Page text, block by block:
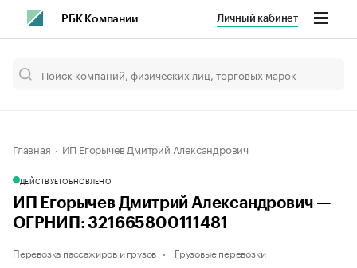
РБК Компании Личный кабинет
Главная ИП Егорычев Дмитрий Александрович
ДЕЙСТВУЕТОБНОВЛЕНО
ИП Егорычев Дмитрий Александрович —
ОГРНИП: 321665800111481
Перевозка пассажиров и грузов Грузовые перевозки